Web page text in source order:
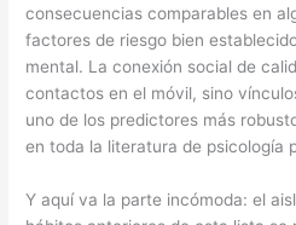
consecuencias comparables en
factores de riesgo bien
mental. La conexión social de
contactos en el móvil, sino
uno de los predictores más
en toda la literatura de psicología
Y aquí va la parte incómoda: el